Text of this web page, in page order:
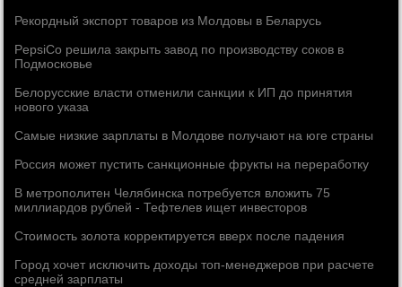
Рекордный экспорт товаров из Молдовы в Беларусь
PepsiCo решила закрыть завод по производству соков в
Подмосковье
Белорусские власти отменили санкции к ИП до принятия
нового указа
Самые низкие зарплаты в Молдове получают на юге страны
Россия может пустить санкционные фрукты на переработку
В метрополитен Челябинска потребуется вложить 75
миллиардов рублей - Тефтелев ищет инвесторов
Стоимость золота корректируется вверх после падения
Город хочет исключить доходы топ-менеджеров при расчете
средней зарплаты